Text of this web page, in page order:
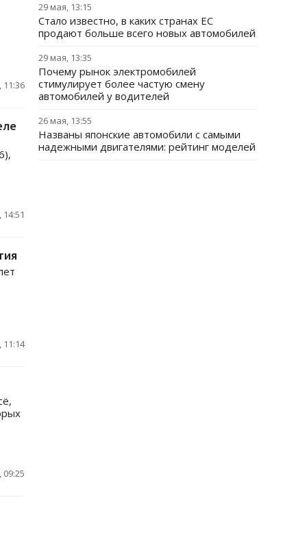
11:36
11:14
09:25
29 мая, 13:15
Стало известно, в каких странах ЕС
продают больше всего новых автомобилей
29 мая, 13:35
Почему рынок электромобилей
стимулирует более частую смену
автомобилей у водителей
26 мая, 13:55
Названы японские автомобили с самыми
надежными двигателями: рейтинг моделей